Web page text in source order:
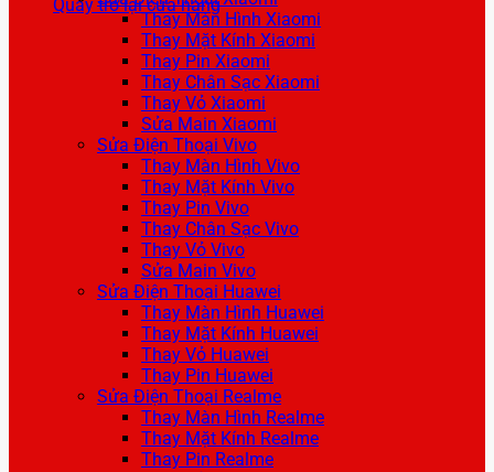
Quay trở lại cửa hàng
Thay Màn Hình Xiaomi
Thay Mặt Kính Xiaomi
Thay Pin Xiaomi
Thay Chân Sạc Xiaomi
Thay Vỏ Xiaomi
Sửa Main Xiaomi
Sửa Điện Thoại Vivo
Thay Màn Hình Vivo
Thay Mặt Kính Vivo
Thay Pin Vivo
Thay Chân Sạc Vivo
Thay Vỏ Vivo
Sửa Main Vivo
Sửa Điện Thoại Huawei
Thay Màn Hình Huawei
Thay Mặt Kính Huawei
Thay Vỏ Huawei
Thay Pin Huawei
Sửa Điện Thoại Realme
Thay Màn Hình Realme
Thay Mặt Kính Realme
Thay Pin Realme